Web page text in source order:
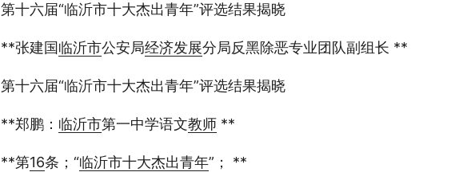
第十六届“临沂市十大杰出青年”评选结果揭晓
**张建国临沂市公安局经济发展分局反黑除恶专业团队副组长 **
第十六届“临沂市十大杰出青年”评选结果揭晓
**郑鹏： 临沂市第一中学语文教师 **
**第16条；“临沂市十大杰出青年”； **